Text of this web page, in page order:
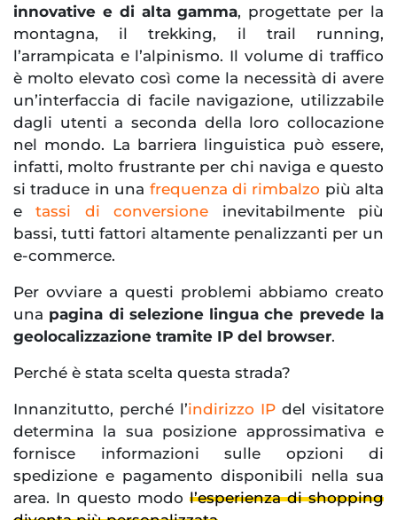
innovative e di alta gamma, progettate per la
montagna, il trekking, il trail running,
l’arrampicata e l’alpinismo. Il volume di traffico
è molto elevato così come la necessità di avere
un’interfaccia di facile navigazione, utilizzabile
dagli utenti a seconda della loro collocazione
nel mondo. La barriera linguistica può essere,
infatti, molto frustrante per chi naviga e questo
si traduce in una frequenza di rimbalzo più alta
etassi di conversione inevitabilmente più
bassi, tutti fattori altamente penalizzanti per un
e-commerce.
Per ovviare a questi problemi abbiamo creato
una pagina di selezione lingua che prevede la
geolocalizzazione tramite IP del browser.
Perché è stata scelta questa strada?
Innanzitutto, perché l’indirizzo IP del visitatore
determina la sua posizione approssimativa e
fornisce informazioni sulle opzioni di
spedizione e pagamento disponibili nella sua
area. In questo modo l’esperienza di shopping